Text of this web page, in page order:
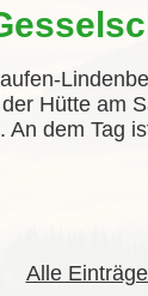
Hütte am
An dem Tag
Alle